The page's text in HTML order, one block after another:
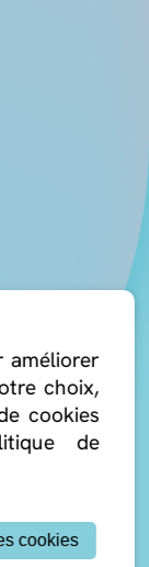
améliorer
choix,
cookies
de
cookies